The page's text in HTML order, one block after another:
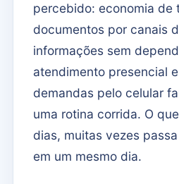
percebido: economia de
documentos por canais
informações sem
atendimento presencial
demandas pelo celular
uma rotina corrida. O
dias, muitas vezes
em um mesmo dia.